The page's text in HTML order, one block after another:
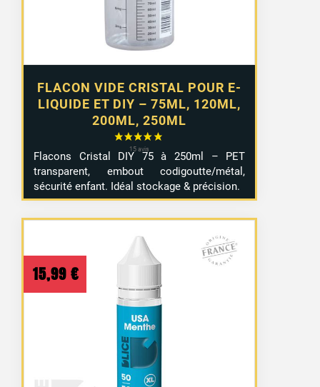
FLACON VIDE CRISTAL POUR E-
LIQUIDE ET DIY – 75ML, 120ML,
200ML, 250ML
4,99 €
Flacons Cristal DIY 75 à 250ml – PET
transparent, embout codigoutte/métal,
sécurité enfant. Idéal stockage & précision.
15,99 €